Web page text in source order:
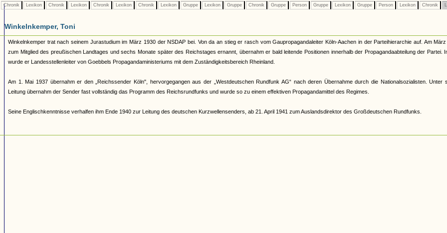
Chronik Lexikon Chronik Lexikon Chronik Lexikon Chronik Lexikon Gruppe Lexikon Gruppe Chronik Gruppe Person Gruppe Lexikon Gruppe Person Lexikon Chronik
Winkelnkemper, Toni
Winkelnkemper trat nach seinem Jurastudium im März 1930 der NSDAP bei. Von da an stieg er rasch vom Gaupropagandaleiter Köln-Aachen in der Parteihierarchie auf. Am
zum Mitglied des preußischen Landtages und sechs Monate später des Reichstages ernannt, übernahm er bald leitende Positionen innerhalb der Propagandaabteilung der Partei.
wurde er Landesstellenleiter von Goebbels Propagandaministeriums mit dem Zuständigkeitsbereich Rheinland.
Am 1. Mai 1937 übernahm er den „Reichssender Köln", hervorgegangen aus der „Westdeutschen Rundfunk AG“ nach deren Übernahme durch die Nationalsozialisten. Unter
Leitung übernahm der Sender fast vollständig das Programm des Reichsrundfunks und wurde so zu einem effektiven Propagandamittel des Regimes.
Seine Englischkenntnisse verhalfen ihm Ende 1940 zur Leitung des deutschen Kurzwellensenders, ab 21. April 1941 zum Auslandsdirektor des Großdeutschen Rundfunks.